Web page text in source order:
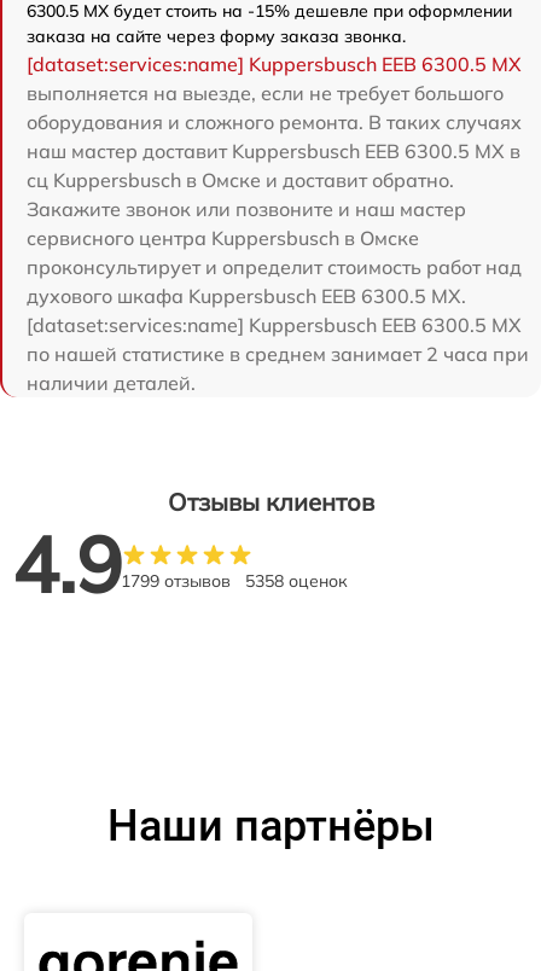
6300.5 MX будет стоить на -15% дешевле при оформлении
заказа на сайте через форму заказа звонка.
[dataset:services:name] Kuppersbusch EEB 6300.5 MX
выполняется на выезде, если не требует большого
оборудования и сложного ремонта. В таких случаях
наш мастер доставит Kuppersbusch EEB 6300.5 MX в
сц Kuppersbusch в Омске и доставит обратно.
Закажите звонок или позвоните и наш мастер
сервисного центра Kuppersbusch в Омске
проконсультирует и определит стоимость работ над
духового шкафа Kuppersbusch EEB 6300.5 MX.
[dataset:services:name] Kuppersbusch EEB 6300.5 MX
по нашей статистике в среднем занимает 2 часа при
наличии деталей.
Отзывы клиентов
4.91799 отзывов 5358 оценок
Наши партнёры